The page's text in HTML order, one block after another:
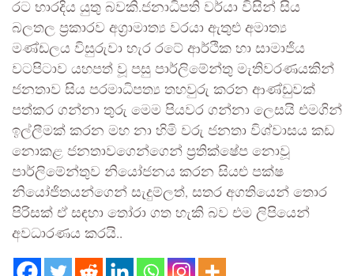
රට භාරදිය යුතු බවකි.ජනාධිපති වර්යා විසින් සිය
බලතල ප්‍රකාරව අග්‍රාමාත්‍ය වරයා ඇතුළු අමාත්‍ය
මණ්ඩලය විසුරුවා හැර රටේ ආර්ථික හා සාමාජිය
වටපිටාව යහපත් වූ පසු පාර්ලිමේන්තු මැතිවරණයකින්
ජනතාව සිය පරමාධිපත්‍ය තහවුරු කරන ආණ්ඩුවක්
පත්කර ගන්නා තුරු මෙම පියවර ගන්නා ලෙසයි එමගින්
ඉල්ලීමක් කරන මහ නා හිමි වරු ජනතා විශ්වාසය කඩ
නොකළ ජනතාවගෙන්ගෙන් ප්‍රතික්ෂේප නොවූ
පාර්ලිමේන්තුව නියෝජනය කරන සියළු පක්ෂ
නියෝජිතයන්ගෙන් සැදුම්ලත්, සතර අගතියෙන් තොර
පිරිසක් ඒ සඳහා තෝරා ගත හැකි බව එම ලිපියෙන්
අවධාරණය කරයි..